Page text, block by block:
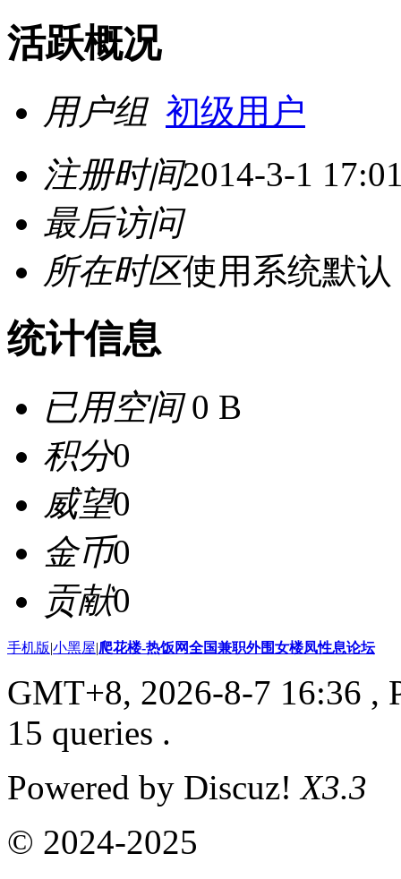
活跃概况
用户组 初级用户
注册时间2014-3-1
最后访问
所在时区使用系统默认
统计信息
已用空间0 B
积分0
威望0
金币0
贡献0
手机版|小黑屋|爬花楼-热饭网全国兼职外围女楼凤性息论坛
GMT+8, 2026-8-7 16:36 ,
15 queries .
Powered by Discuz!X3.3
© 2024-2025